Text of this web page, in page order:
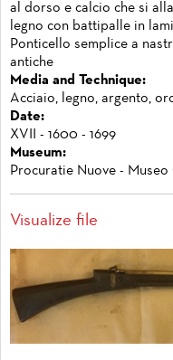
al dorso e calcio che si
legno con battipalle in
Ponticello semplice a
antiche
Media and Technique:
Acciaio, legno, argento,
Date:
XVII - 1600 - 1699
Museum:
Procuratie Nuove -
Visualize file